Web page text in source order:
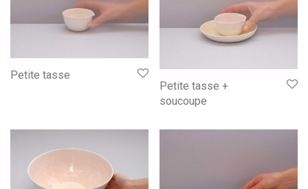
Petite tasse
Petite tasse +
soucoupe